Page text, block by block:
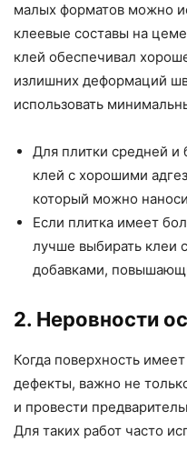
малых форматов можно
клеевые составы на
клей обеспечивал
излишних деформаций
использовать
Для плитки средней
клей с хорошими
который можно
Если плитка имеет
лучше выбирать клеи
добавками,
2. Неровности
Когда поверхность
дефекты, важно не
и провести
Для таких работ часто